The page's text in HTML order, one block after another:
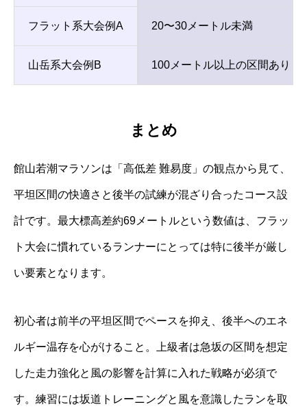
フラット系大会例A 20〜30メートル未満
山岳系大会例B 100メートル以上の区間あり
まとめ
館山若潮マラソンは「高低差 難易度」の観点から見て、
平坦区間の快適さと後半の試練が混ざり合ったコース設
計です。最大標高差約69メートルという数値は、フラッ
ト大会に慣れているランナーにとっては特に後半が厳し
い要素となります。
初心者は前半の平坦区間でペースを抑え、後半へのエネ
ルギー温存を心がけること。上級者は急坂の区間を想定
した走力強化と風の影響を計算に入れた戦略が必須で
す。練習には坂道トレーニングと風を意識したランを取